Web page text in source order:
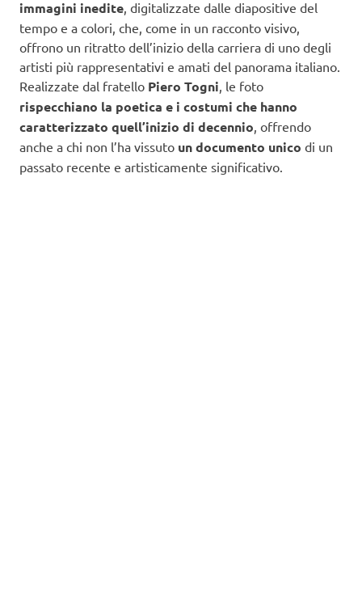
immagini inedite , digitalizzate dalle diapositive del
tempo e a colori, che, come in un racconto visivo,
offrono un ritratto dell’inizio della carriera di uno degli
artisti più rappresentativi e amati del panorama italiano.
Realizzate dal fratello Piero Togni , le foto
rispecchiano la poetica e i costumi che hanno
caratterizzato quell’inizio di decennio , offrendo
anche a chi non l’ha vissuto un documento unico di un
passato recente e artisticamente significativo.